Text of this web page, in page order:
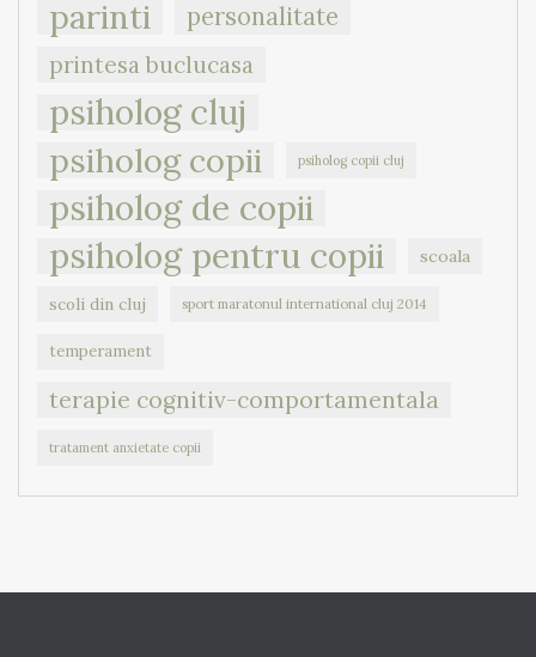
parinti personalitate
printesa buclucasa
psiholog cluj
psiholog copii
psiholog copii cluj
psiholog de copii
psiholog pentru copii
scoala
scoli din cluj sport maratonul international cluj 2014
temperament
terapie cognitiv-comportamentala
tratament anxietate copii